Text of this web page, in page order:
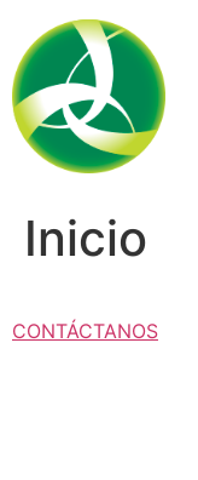
contenido
Inicio
CONTÁCTANOS